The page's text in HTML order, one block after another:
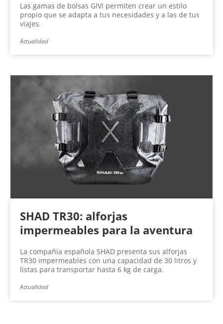
Las gamas de bolsas GIVI permiten crear un estilo
propio que se adapta a tus necesidades y a las de tus
viajes.
Actualidad
SHAD TR30: alforjas
impermeables para la aventura
La compañía española SHAD presenta sus alforjas
TR30 impermeables con una capacidad de 30 litros y
listas para transportar hasta 6 kg de carga.
Actualidad